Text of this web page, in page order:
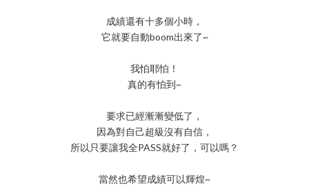
成績還有十多個小時，
它就要自動boom出來了~
我怕耶怕！
真的有怕到~
要求已經漸漸變低了，
因為對自己超級沒有自信，
所以只要讓我全PASS就好了，可以嗎？
當然也希望成績可以輝煌~